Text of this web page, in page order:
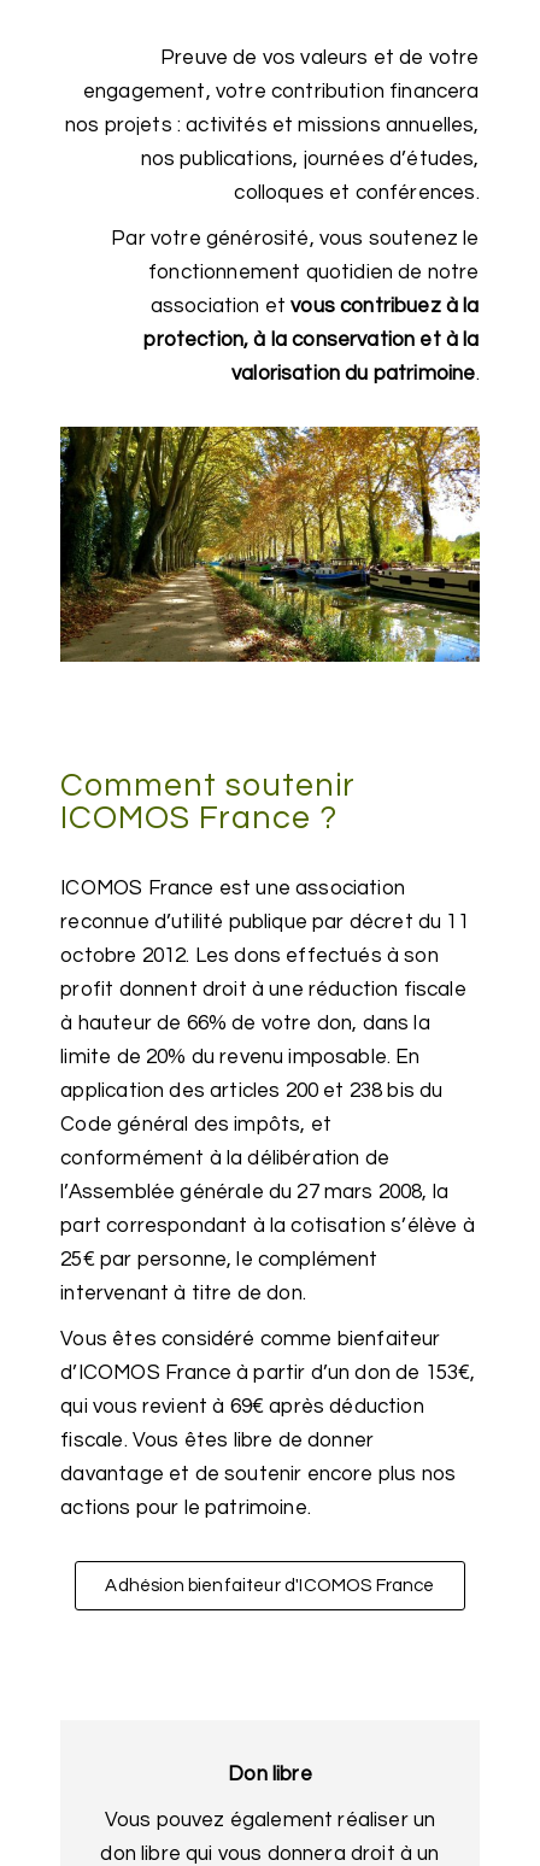
Preuve de vos valeurs et de votre
engagement, votre contribution financera
nos projets : activités et missions annuelles,
nos publications, journées d’études,
colloques et conférences.
Par votre générosité, vous soutenez le
fonctionnement quotidien de notre
association etvouscontribuez à la
protection, à la conservation et à la
valorisation du patrimoine.
Comment soutenir
ICOMOS France ?
ICOMOS France est une association
reconnue d’utilité publique par décret du 11
octobre 2012. Les dons effectués à son
profit donnent droit à une réduction fiscale
à hauteur de 66% de votre don, dans la
limite de 20% du revenu imposable. En
application des articles 200 et 238 bis du
Code général des impôts, et
conformément à la délibération de
l’Assemblée générale du 27 mars 2008, la
part correspondant à la cotisation s’élève à
25€ par personne, le complément
intervenant à titre de don.
Vous êtes considéré comme bienfaiteur
d’ICOMOS France à partir d’un don de 153€,
qui vous revient à 69€ après déduction
fiscale. Vous êtes libre de donner
davantage et de soutenir encore plus nos
actions pour le patrimoine.
Adhésion bienfaiteur d'ICOMOS France
Don libre
Vous pouvez également réaliser un
don libre qui vous donnera droit à un